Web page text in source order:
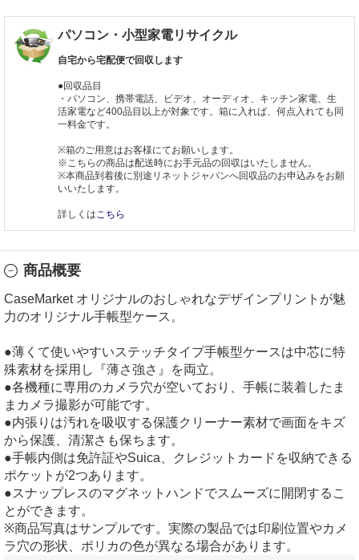
パソコン・小型家電リサイクル
自宅から宅配便で回収します
●回収品目
・パソコン、携帯電話、ビデオ、オーディオ、キッチン家電、生
活家電など400品目以上が対象です。箱に入れば、何点入れても同
一料金です。
※箱のご用意はお客様にてお願いします。
※こちらの商品は配送時にお手元品の回収はいたしません。
※本商品到着後に別途リネットジャパンへ回収品のお申込みをお願
いいたします。
詳しくはこちら
商品概要
CaseMarket オリジナルのおしゃれなデザインプリントが魅
力のオリジナル手帳型ケース。
●薄くて使いやすいステッチタイプ手帳型ケースは中芯に特
殊素材を採用し『薄さ強さ』を両立。
●各機種に専用のカメラ穴が空いており、手帳に装着したま
まカメラ撮影が可能です。
●内張りは汚れを吸収する保護クリーナー素材で画面をキズ
から保護、清潔さも保ちます。
●手帳内側は免許証やSuica、クレジットカードを収納できる
ポケットが2つあります。
●スナップレスのマグネットハンドでスムーズに開閉するこ
とができます。
※商品写真はサンプルです。実際の製品では印刷位置やカメ
ラ穴の形状、ポリカの色が異なる場合があります。